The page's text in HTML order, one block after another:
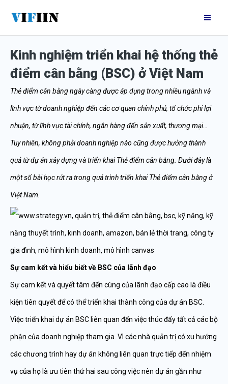
nội
dungKinh nghiệm triển khai hệ thống thẻ
điểm cân bằng (BSC) ở Việt Nam
Thẻ điểm cân bằng ngày càng được áp dụng trong nhiều ngành và
lĩnh vực từ doanh nghiệp đến các cơ quan chính phủ, tổ chức phi lợi
nhuận, từ lĩnh vực tài chính, ngân hàng đến sản xuất, thương mại…
Tuy nhiên, không phải doanh nghiệp nào cũng được hưởng thành
quả từ dự án xây dựng và triển khai Thẻ điểm cân bằng. Dưới đây là
một số bài học rút ra trong quá trình triển khai Thẻ điểm cân bằng ở
Việt Nam.
Sự cam kết và hiểu biết về BSC của lãnh đạo
Sự cam kết và quyết tâm đến cùng của lãnh đạo cấp cao là điều
kiện tiên quyết để có thể triển khai thành công của dự án BSC.
Việc triển khai dự án BSC liên quan đến việc thúc đẩy tất cả các bộ
phận của doanh nghiệp tham gia. Vì các nhà quản trị có xu hướng
các chương trình hay dự án không liên quan trực tiếp đến nhiệm
vụ của họ là ưu tiên thứ hai sau công việc nên dự án gần như